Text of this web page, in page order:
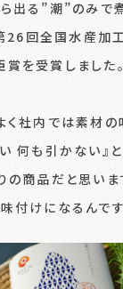
出る”潮”のみで
26回全国水産加
を受賞しました。
く社内では素材
何も引かない』
の商品だと思い
付けになるんです